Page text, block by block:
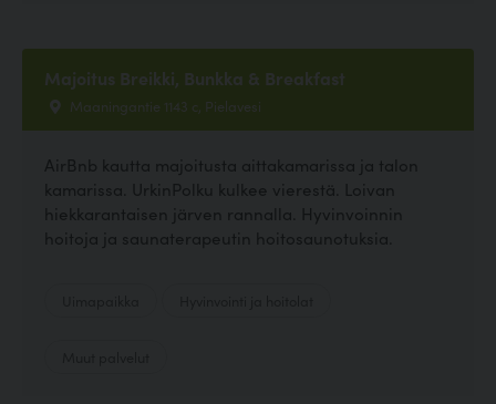
Majoitus Breikki, Bunkka & Breakfast
Maaningantie 1143 c, Pielavesi
AirBnb kautta majoitusta aittakamarissa ja talon
kamarissa. UrkinPolku kulkee vierestä. Loivan
hiekkarantaisen järven rannalla. Hyvinvoinnin
hoitoja ja saunaterapeutin hoitosaunotuksia.